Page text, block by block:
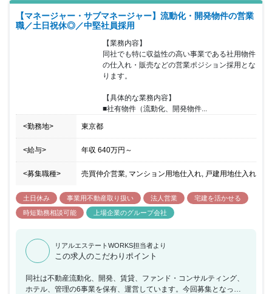
り、多彩な不動産商品を取り扱っていますので常識の枠に捉われな
い仕事を進めていくことが可能です。チームワークを重視している
職場環境でチームの協力や連携を図りながら部署としての目標を達
成出来るように仕事を進めていただきます。評価はプロセス7割／
金額3割と金額だけではなく、過程を重視しながらお客様に向き合
い目標達成を目指していただきます。
【マネージャー・サブマネージャー】流動化・開発物件の営業
職／土日祝休◎／中堅社員採用
【業務内容】
同社でも特に収益性の高い事業である社用物件
の仕入れ・販売などの営業ポジション採用とな
ります。
【具体的な業務内容】
■社有物件（流動化、開発物件...
<勤務地> 東京都
<給与> 年収 640万円 ～
<募集職種> 売買仲介営業, マンション用地仕入れ, 戸建用地仕入れ
土日休み 事業用不動産取り扱い 法人営業
宅建を活かせる
時短勤務相談可能
上場企業のグループ会社
リアルエステートWORKS担当者より
この求人のこだわりポイント
同社は不動産流動化、開発、賃貸、ファンド・コンサルティング、
ホテル、管理の6事業を保有、運営しています。今回募集となった